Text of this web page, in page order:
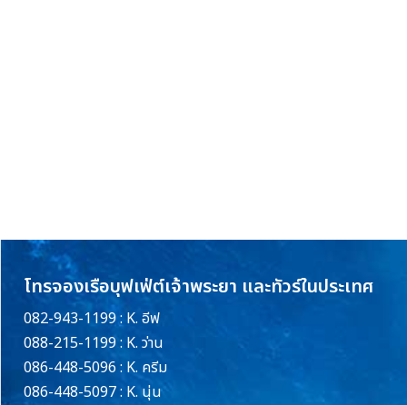
โทรจองเรือบุฟเฟ่ต์เจ้าพระยา และทัวร์ในประเทศ
082-943-1199 : K. อีฟ
088-215-1199 : K. ว่าน
086-448-5096 : K. ครีม
086-448-5097 : K. นุ่น